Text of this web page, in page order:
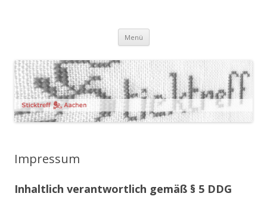
Menü Zum
springen
Impressum
Inhaltlich verantwortlich gemäß § 5 DDG